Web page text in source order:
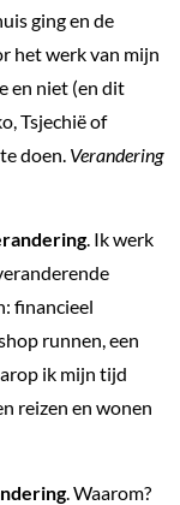
ging en de
het werk van mijn
en niet (en dit
Tsjechië of
doen. Verandering
. Ik werk
financieel
runnen, een
ik mijn tijd
reizen en wonen
. Waarom?